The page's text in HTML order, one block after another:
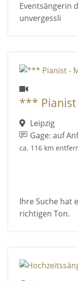
Eventsängerin
unvergessli
***
Leipzig
Gage: auf
ca. 116 km
Ihre Suche hat
richtigen Ton.